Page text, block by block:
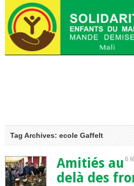
Tag Archives: ecole Gaffelt
6
Amitiés au
delà des